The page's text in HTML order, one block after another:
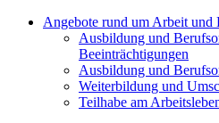
Angebote rund um Arbeit und
Ausbildung und
Beeinträchtigungen
Ausbildung und
Weiterbildung und
Teilhabe am